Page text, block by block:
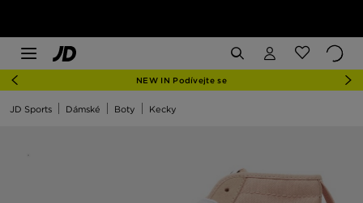
NEW IN Podívejte se
JD Sports Dámské Boty Kecky